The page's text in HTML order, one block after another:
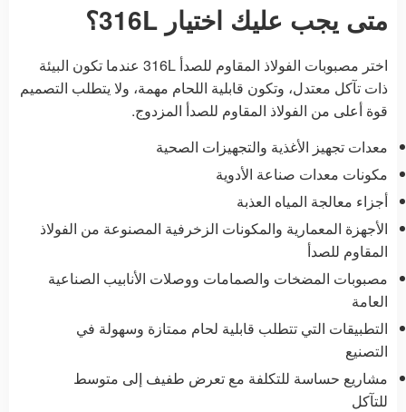
متى يجب عليك اختيار 316L؟
اختر مصبوبات الفولاذ المقاوم للصدأ 316L عندما تكون البيئة
ذات تآكل معتدل، وتكون قابلية اللحام مهمة، ولا يتطلب التصميم
قوة أعلى من الفولاذ المقاوم للصدأ المزدوج.
معدات تجهيز الأغذية والتجهيزات الصحية
مكونات معدات صناعة الأدوية
أجزاء معالجة المياه العذبة
الأجهزة المعمارية والمكونات الزخرفية المصنوعة من الفولاذ
المقاوم للصدأ
مصبوبات المضخات والصمامات ووصلات الأنابيب الصناعية
العامة
التطبيقات التي تتطلب قابلية لحام ممتازة وسهولة في
التصنيع
مشاريع حساسة للتكلفة مع تعرض طفيف إلى متوسط
للتآكل